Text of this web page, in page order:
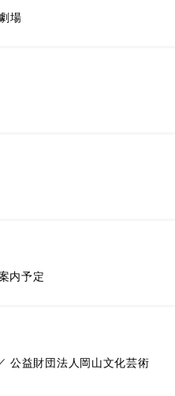
場
内予定
公益財団法人岡山文化芸術